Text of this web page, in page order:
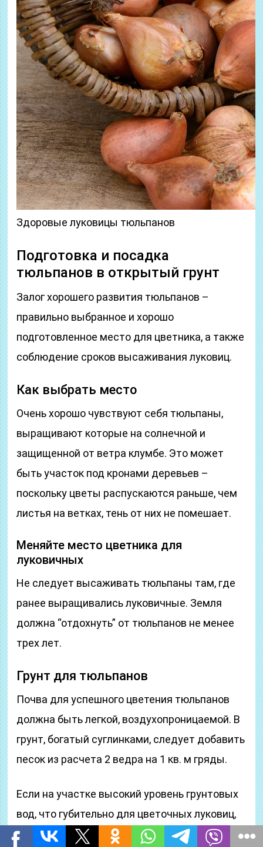
Здоровые луковицы тюльпанов
Подготовка и посадка
тюльпанов в открытый грунт
Залог хорошего развития тюльпанов –
правильно выбранное и хорошо
подготовленное место для цветника, а также
соблюдение сроков высаживания луковиц.
Как выбрать место
Очень хорошо чувствуют себя тюльпаны,
выращивают которые на солнечной и
защищенной от ветра клумбе. Это может
быть участок под кронами деревьев –
поскольку цветы распускаются раньше, чем
листья на ветках, тень от них не помешает.
Меняйте место цветника для
луковичных
Не следует высаживать тюльпаны там, где
ранее выращивались луковичные. Земля
должна “отдохнуть” от тюльпанов не менее
трех лет.
Грунт для тюльпанов
Почва для успешного цветения тюльпанов
должна быть легкой, воздухопроницаемой. В
грунт, богатый суглинками, следует добавить
песок из расчета 2 ведра на 1 кв. м гряды.
Если на участке высокий уровень грунтовых
вод, что губительно для цветочных луковиц,
следует “поднять” клумбу (сделать её